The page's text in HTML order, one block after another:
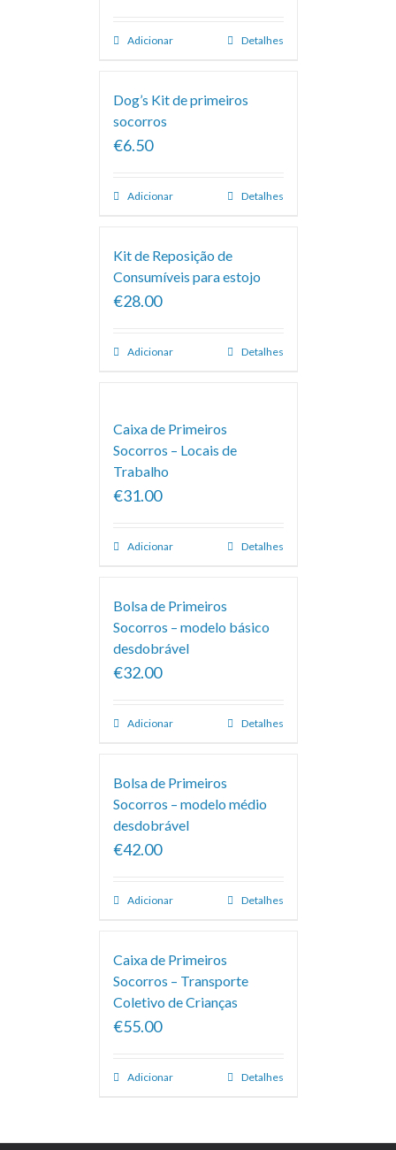
Adicionar Detalhes
Dog’s Kit de primeiros
socorros
€6.50
Adicionar Detalhes
Kit de Reposição de
Consumíveis para estojo
€28.00
Adicionar Detalhes
Caixa de Primeiros
Socorros – Locais de
Trabalho
€31.00
Adicionar Detalhes
Bolsa de Primeiros
Socorros – modelo básico
desdobrável
€32.00
Adicionar Detalhes
Bolsa de Primeiros
Socorros – modelo médio
desdobrável
€42.00
Adicionar Detalhes
Caixa de Primeiros
Socorros – Transporte
Coletivo de Crianças
€55.00
Adicionar Detalhes